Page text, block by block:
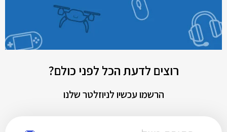
רוצים לדעת הכל לפני כולם?
הרשמו עכשיו לניוזלטר שלנו